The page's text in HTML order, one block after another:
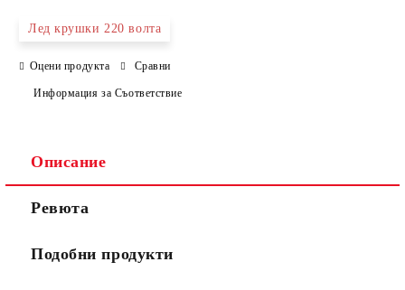
Лед крушки 220 волта
Оцени продукта Сравни
Информация за Съответствие
Описание
Ревюта
Подобни продукти